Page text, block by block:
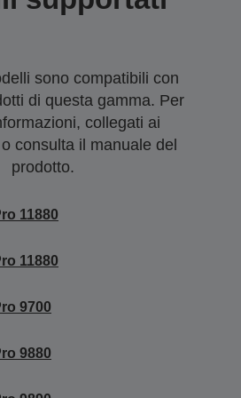
sono compatibili con
di questa gamma. Per
collegati ai
consulta il manuale del
prodotto.
11880
11880
9700
9880